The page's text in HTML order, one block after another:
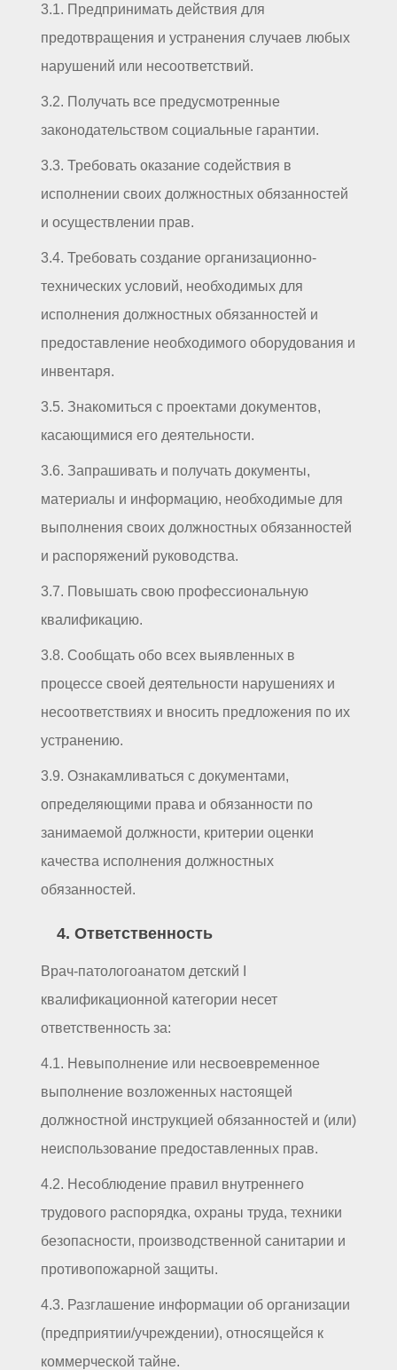
3.1. Предпринимать действия для
предотвращения и устранения случаев любых
нарушений или несоответствий.
3.2. Получать все предусмотренные
законодательством социальные гарантии.
3.3. Требовать оказание содействия в
исполнении своих должностных обязанностей
и осуществлении прав.
3.4. Требовать создание организационно-
технических условий, необходимых для
исполнения должностных обязанностей и
предоставление необходимого оборудования и
инвентаря.
3.5. Знакомиться с проектами документов,
касающимися его деятельности.
3.6. Запрашивать и получать документы,
материалы и информацию, необходимые для
выполнения своих должностных обязанностей
и распоряжений руководства.
3.7. Повышать свою профессиональную
квалификацию.
3.8. Сообщать обо всех выявленных в
процессе своей деятельности нарушениях и
несоответствиях и вносить предложения по их
устранению.
3.9. Ознакамливаться с документами,
определяющими права и обязанности по
занимаемой должности, критерии оценки
качества исполнения должностных
обязанностей.
4. Ответственность
Врач-патологоанатом детский I
квалификационной категории несет
ответственность за:
4.1. Невыполнение или несвоевременное
выполнение возложенных настоящей
должностной инструкцией обязанностей и (или)
неиспользование предоставленных прав.
4.2. Несоблюдение правил внутреннего
трудового распорядка, охраны труда, техники
безопасности, производственной санитарии и
противопожарной защиты.
4.3. Разглашение информации об организации
(предприятии/учреждении), относящейся к
коммерческой тайне.